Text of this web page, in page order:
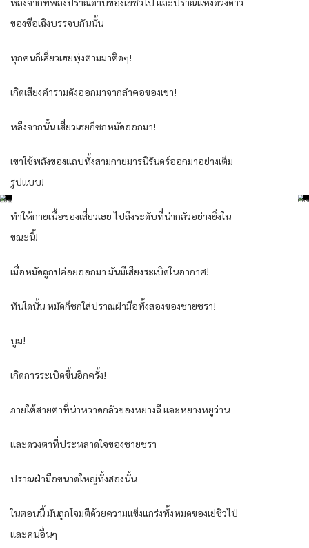
ของซือเฉิงบรรจบกันนั้น
ทุกคนก็เสี่ยวเฮยพุ่งตามมาติดๆ!
เกิดเสียงคำรามดังออกมาจากลำคอของเขา!
หลีงจากนั้น เสี่ยวเฮยก็ชกหมัดออกมา!
เขาใช้พลังของแถบทั้งสามกายมารนิรันดร์ออกมาอย่างเต็ม
รูปแบบ!
ทำให้กายเนื้อของเสี่ยวเฮย ไปถึงระดับที่น่ากลัวอย่างยิ่งใน
ขณะนี้!
เมื่อหมัดถูกปล่อยออกมา มันมีเสียงระเบิดในอากาศ!
ทันใดนั้น หมัดก็ชกใส่ปราณฝ่ามือทั้งสองของชายชรา!
บูม!
เกิดการระเบิดขึ้นอีกครั้ง!
ภายใต้สายตาที่น่าหวาดกลัวของหยางฉี และหยางหยูว่าน
และดวงตาที่ประหลาดใจของชายชรา
ปราณฝ่ามือขนาดใหญ่ทั้งสองนั้น
ในตอนนี้ มันถูกโจมตีด้วยความแข็งแกร่งทั้งหมดของเย่ชิวไป่
และคนอื่นๆ